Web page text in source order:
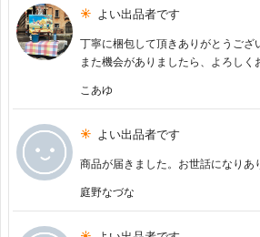
よい出品者です
丁寧に梱包して頂きありがとうご
また機会がありましたら、よろしく
こあゆ
よい出品者です
商品が届きました。お世話になりあ
庭野なづな